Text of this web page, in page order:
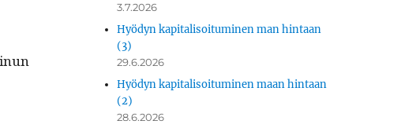
3.7.2026
Hyödyn kapitalisoituminen man hintaan
(3)
29.6.2026
Hyödyn kapitalisoituminen maan hintaan
(2)
28.6.2026